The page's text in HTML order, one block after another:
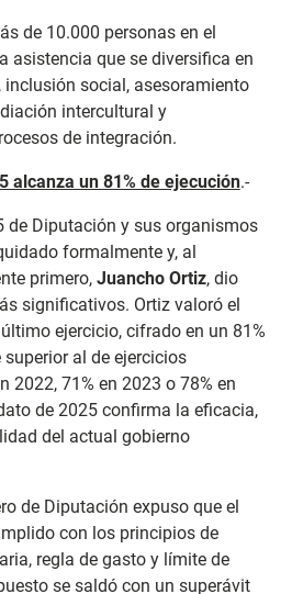
de 10.000 personas en el
asistencia que se diversifica en
social, asesoramiento
intercultural y
de integración.
alcanza un 81% de ejecución.-
de Diputación y sus organismos
formalmente y, al
primero, Juancho Ortiz, dio
significativos. Ortiz valoró el
ejercicio, cifrado en un 81%
al de ejercicios
2022, 71% en 2023 o 78% en
de 2025 confirma la eficacia,
del actual gobierno
de Diputación expuso que el
con los principios de
regla de gasto y límite de
se saldó con un superávit